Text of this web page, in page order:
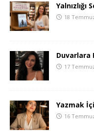
Yalnızlığı
18
Duvarlara
17
Yazmak
16